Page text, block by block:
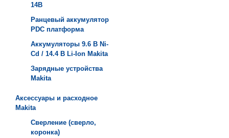
14В
Ранцевый аккумулятор
PDC платформа
Аккумуляторы 9.6 В Ni-
Cd / 14.4 В Li-Ion Makita
Зарядные устройства
Мakita
Аксессуары и расходное
Makita
Сверление (сверло,
коронка)